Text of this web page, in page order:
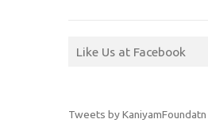
Like Us at Facebook
Tweets by KaniyamFoundatn